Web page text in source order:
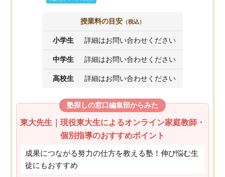
授業料の目安 （税込）
小学生 詳細はお問い合わせください
中学生 詳細はお問い合わせください
高校生 詳細はお問い合わせください
塾探しの窓口編集部からみた
東大先生｜現役東大生によるオンライン家庭教師・
個別指導のおすすめポイント
成果につながる努力の仕方を教える塾！伸び悩む生
徒にもおすすめ